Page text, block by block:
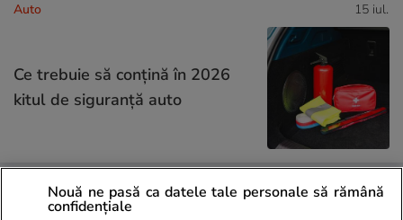
Auto 15 iul.
Ce trebuie să conţină în 2026
kitul de siguranţă auto
Tehnologie 08 iul.
Nouă ne pasă ca datele tale personale să rămână
confidențiale